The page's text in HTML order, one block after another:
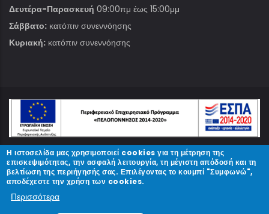
Δευτέρα-Παρασκευή 09:00πμ έως 15:00μμ
Σάββατο: κατόπιν συνεννόησης
Κυριακή: κατόπιν συνεννόησης
© CopyrightΚΠΑΜ2023.
Η ιστοσελίδα μας χρησιμοποιεί cookies για τη μέτρηση της
επισκεψιμότητας, την ασφαλή λειτουργία, τη μέγιστη απόδοσή και τη
βελτίωση της περιήγησής σας. Επιλέγοντας το κουμπί "Συμφωνώ",
αποδέχεστε την χρήση των cookies.
Περισσότερα